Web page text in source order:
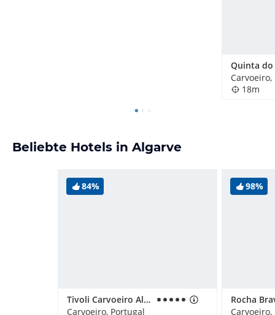
18m
Beliebte Hotels in Algarve
84%
Tivoli Carvoeiro Algarve Resort
Carvoeiro, Portugal
98%